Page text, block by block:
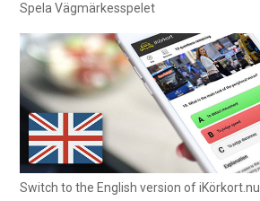
Spela Vägmärkesspelet
Switch to the English version of iKörkort.nu